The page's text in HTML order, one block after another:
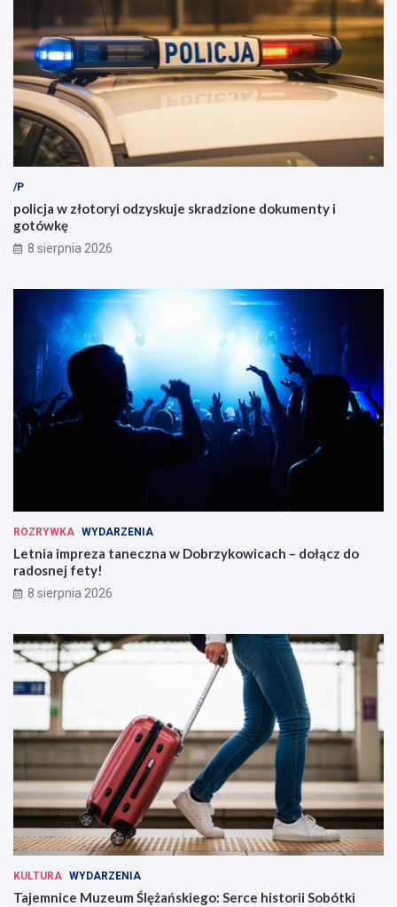
/P
policja w złotoryi odzyskuje skradzione dokumenty i
gotówkę
8 sierpnia 2026
ROZRYWKA WYDARZENIA
Letnia impreza taneczna w Dobrzykowicach – dołącz do
radosnej fety!
8 sierpnia 2026
KULTURA WYDARZENIA
Tajemnice Muzeum Ślężańskiego: Serce historii Sobótki